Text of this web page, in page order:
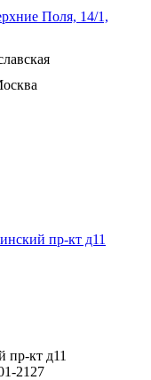
Поля, 14/1,
пр-кт д11
пр-кт д11
2127